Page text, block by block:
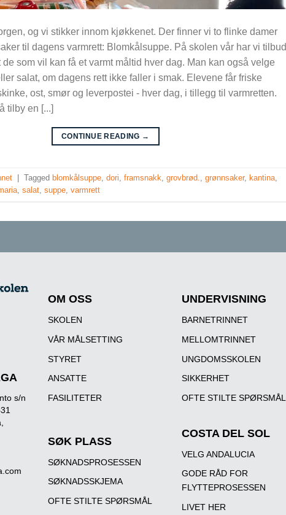
og vi stikker innom kjøkkenet. Der finner vi to flinke damer
til dagens varmrett: Blomkålsuppe. På skolen vår har vi tilbud
som vil kan få et varmt måltid hver dag. Man kan også velge
salat, om dagens rett ikke faller i smak. Elevene får friske
ost, smør og leverpostei - hver dag, i tillegg til varmretten.
tilby en [...]
CONTINUE READING →
Tagged blomkålsuppe,dori,framsnakk,grovbrød.,grønnsaker, kantina,
,salat,suppe,varmrett
s/n
OM OSS
SKOLEN
VÅR MÅLSETTING
STYRET
ANSATTE
FASILITETER
SØK PLASS
SØKNADSPROSESSEN
SØKNADSSKJEMA
OFTE STILTE SPØRSMÅL
UNDERVISNING
BARNETRINNET
MELLOMTRINNET
UNGDOMSSKOLEN
SIKKERHET
OFTE STILTE SPØRSMÅL
COSTA DEL SOL
VELG ANDALUCIA
GODE RÅD FOR
FLYTTEPROSESSEN
LIVET HER